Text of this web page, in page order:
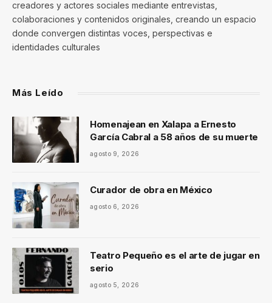
creadores y actores sociales mediante entrevistas,
colaboraciones y contenidos originales, creando un espacio
donde convergen distintas voces, perspectivas e
identidades culturales
Más Leído
Homenajean en Xalapa a Ernesto
García Cabral a 58 años de su muerte
agosto 9, 2026
Curador de obra en México
agosto 6, 2026
Teatro Pequeño es el arte de jugar en
serio
agosto 5, 2026